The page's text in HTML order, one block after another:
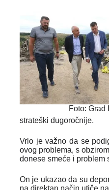
Foto: Grad
strateški dugoročnije.
Vrlo je važno da se
ovog problema, s
donese smeće i problem
On je ukazao da su
na direktan način utiče